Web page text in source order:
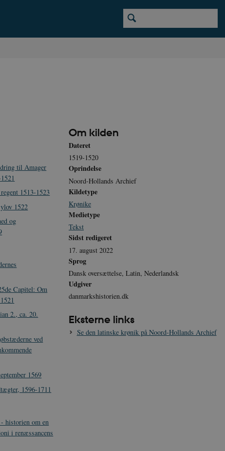
til Amager
1513-1523
1522
og
Capitel: Om
2., ca. 20.
ved
1569
1596-1711
historien om en
i renæssancens
Om kilden
Dateret
1519-1520
Oprindelse
Noord-Hollands Archief
Kildetype
Krønike
Medietype
Tekst
Sidst redigeret
17. august 2022
Sprog
Dansk oversættelse, Latin, Nederlandsk
Udgiver
danmarkshistorien.dk
Eksterne links
Se den latinske krønik på Noord-Hollands Archief